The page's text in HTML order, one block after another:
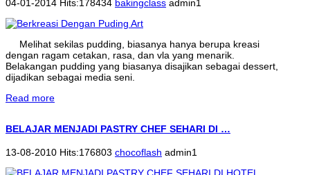
04-01-2014 Hits:178434 bakingclass admin1
Melihat sekilas pudding, biasanya hanya berupa kreasi
dengan ragam cetakan, rasa, dan vla yang menarik.
Belakangan pudding yang biasanya disajikan sebagai dessert,
dijadikan sebagai media seni.
Read more
BELAJAR MENJADI PASTRY CHEF SEHARI DI …
13-08-2010 Hits:176803 chocoflash admin1